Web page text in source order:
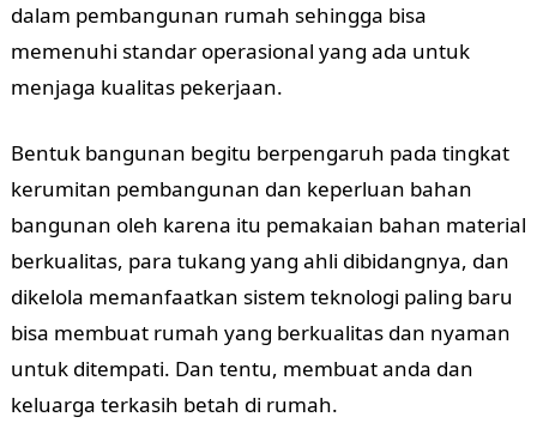
dalam pembangunan rumah sehingga bisa
memenuhi standar operasional yang ada untuk
menjaga kualitas pekerjaan.
Bentuk bangunan begitu berpengaruh pada tingkat
kerumitan pembangunan dan keperluan bahan
bangunan oleh karena itu pemakaian bahan material
berkualitas, para tukang yang ahli dibidangnya, dan
dikelola memanfaatkan sistem teknologi paling baru
bisa membuat rumah yang berkualitas dan nyaman
untuk ditempati. Dan tentu, membuat anda dan
keluarga terkasih betah di rumah.